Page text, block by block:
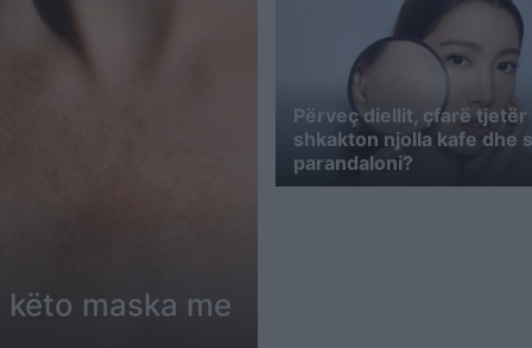
maska me
Përveç diellit, çfarë tjetër
shkakton njolla kafe dhe
parandaloni?